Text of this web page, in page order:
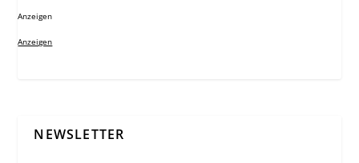
Anzeigen
Anzeigen
NEWSLETTER